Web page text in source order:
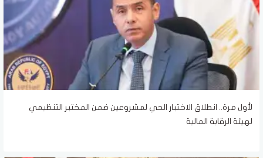
لأول مرة.. انطلاق الاختبار الحي لمشروعين ضمن المختبر التنظيمي
لهيئة الرقابة المالية